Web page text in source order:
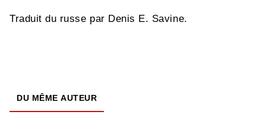
Traduit du russe par Denis E. Savine.
DU MÊME AUTEUR